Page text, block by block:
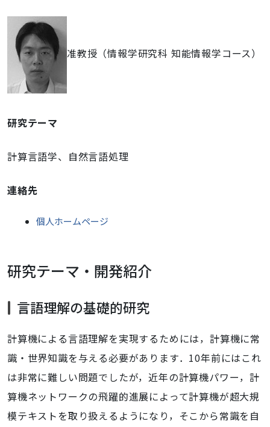
准教授（情報学研究科 知能情報学コース）
研究テーマ
計算言語学、自然言語処理
連絡先
個人ホームページ
研究テーマ・開発紹介
言語理解の基礎的研究
計算機による言語理解を実現するためには，計算機に常
識・世界知識を与える必要があります．10年前にはこれ
は非常に難しい問題でしたが，近年の計算機パワー，計
算機ネットワークの飛躍的進展によって計算機が超大規
模テキストを取り扱えるようになり，そこから常識を自